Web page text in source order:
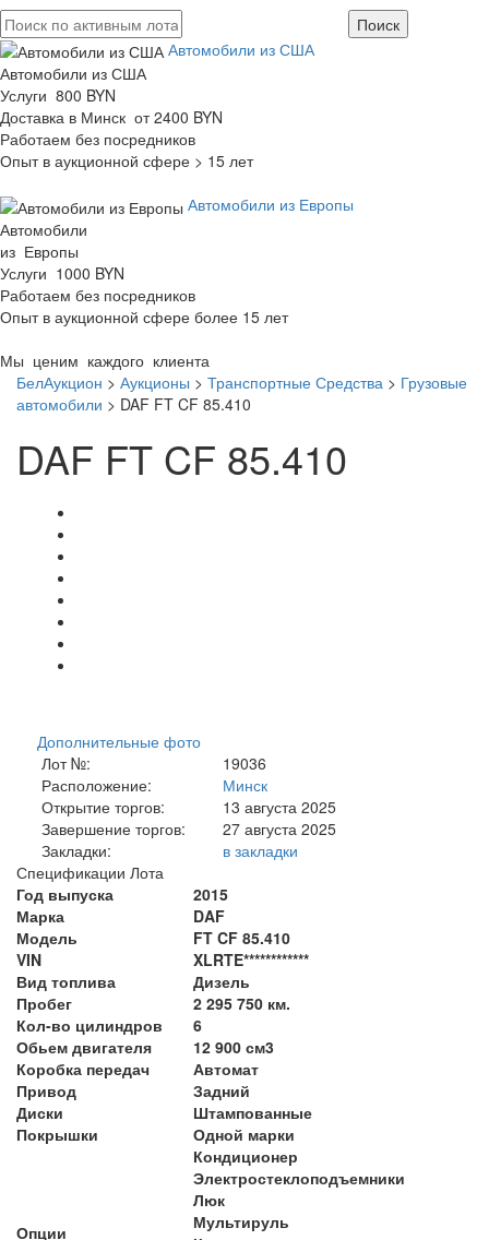
Автомобили из США
Автомобили из США
Услуги 800 BYN
Доставка в Минск от 2400 BYN
Работаем без посредников
Опыт в аукционной сфере > 15 лет
Автомобили из Европы
Автомобили
из Европы
Услуги 1000 BYN
Работаем без посредников
Опыт в аукционной сфере более 15 лет
Мы ценим каждого клиента
БелАукцион > Аукционы > Транспортные Средства > Грузовые
автомобили > DAF FT CF 85.410
DAF FT CF 85.410
Дополнительные фото
Лот №:
19036
Расположение:
Минск
Открытие торгов:
13 августа 2025
Завершение торгов:
27 августа 2025
Закладки:
в закладки
Спецификации Лота
Год выпуска
2015
Марка
DAF
Модель
FT CF 85.410
VIN
XLRTE************
Вид топлива
Дизель
Пробег
2 295 750 км.
Кол-во цилиндров
6
Обьем двигателя
12 900 см3
Коробка передач
Автомат
Привод
Задний
Диски
Штампованные
Покрышки
Одной марки
Опции
Кондиционер
Электростеклоподъемники
Люк
Мультируль